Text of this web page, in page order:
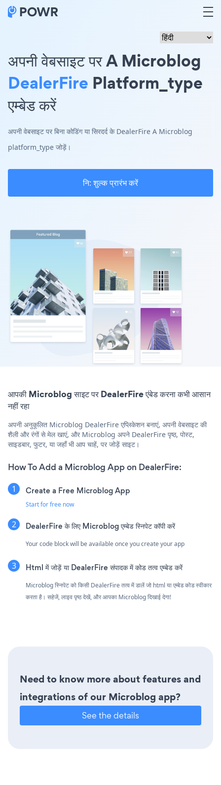
अपनी वेबसाइट पर A Microblog
DealerFire Platform_type
एम्बेड करें
अपनी वेबसाइट पर बिना कोडिंग या सिरदर्द के DealerFire A Microblog
platform_type जोड़ें।
नि: शुल्क प्रारंभ करें
आपकी Microblog साइट पर DealerFire एंबेड करना कभी आसान
नहीं रहा
अपनी अनुकूलित Microblog DealerFire एप्लिकेशन बनाएं, अपनी वेबसाइट की
शैली और रंगों से मेल खाएं, और Microblog अपने DealerFire पृष्ठ, पोस्ट,
साइडबार, फुटर, या जहाँ भी आप चाहें, पर जोड़ें साइट।
How To Add a Microblog App on DealerFire:
Create a Free Microblog App
Start for free now
DealerFire के लिए Microblog एम्बेड स्निपेट कॉपी करें
Your code block will be available once you create your app
Html में जोड़ें या DealerFire संपादक में कोड तत्व एम्बेड करें
Microblog स्निपेट को किसी DealerFire तत्व में डालें जो html या एम्बेड कोड स्वीकार
करता है। सहेजें, लाइव पृष्ठ देखें, और आपका Microblog दिखाई देगा!
Need to know more about features and
integrations of our Microblog app?
See the details